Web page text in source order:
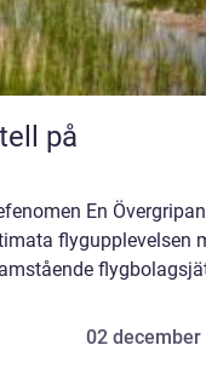
på
En
flygupplevelsen
02 december